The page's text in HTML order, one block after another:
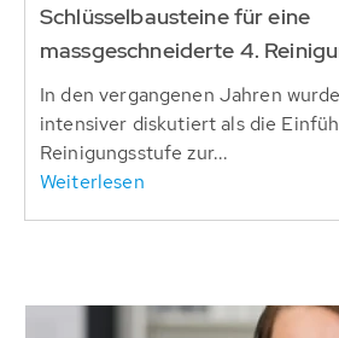
Schlüsselbausteine für eine
massgeschneiderte 4.
In den vergangenen Jahren
intensiver diskutiert als die
Reinigungsstufe zur...
Weiterlesen